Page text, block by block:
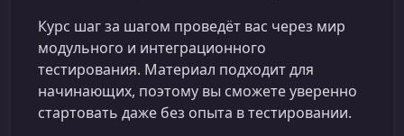
Курс шаг за шагом проведёт вас через мир
модульного и интеграционного
тестирования. Материал подходит для
начинающих, поэтому вы сможете уверенно
стартовать даже без опыта в тестировании.